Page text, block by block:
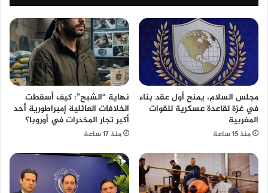
مجلس السلام، يمنح أول عقد بناء
في غزة لقاعدة عسكرية للقوات
المغربية
منذ 15 ساعة
نهاية “الشبح”: كيف أسقطت
الخلافات العائلية إمبراطورية أحد
أكبر تجار المخدرات في أوروبا؟
منذ 17 ساعة